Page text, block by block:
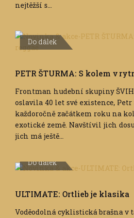
nejtěžší s...
Do dálek
PETR ŠTURMA: S kolem v
Frontman hudební skupiny
oslavila 40 let své existence,
každoročně začátkem roku na
exotické země. Navštívil jich
jich má ještě...
Do dálek
ULTIMATE: Ortlieb je klasika
Voděodolná cyklistická brašna